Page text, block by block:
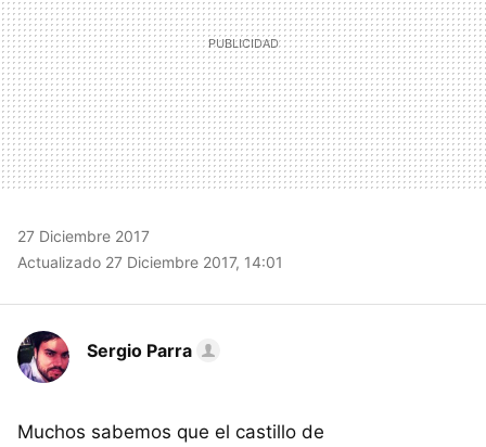
27 Diciembre 2017
Actualizado 27 Diciembre 2017, 14:01
Sergio Parra
Muchos sabemos que el castillo de